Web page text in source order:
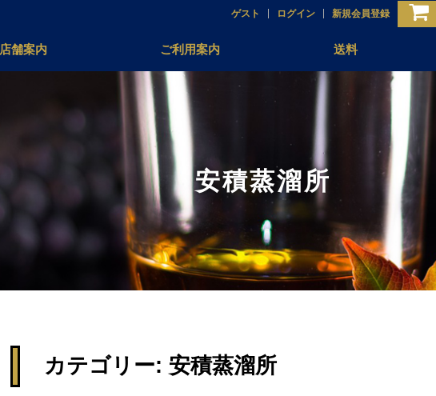
ゲスト ログイン 新規会員登録
店舗案内 ご利用案内 送料
安積蒸溜所
カテゴリー: 安積蒸溜所